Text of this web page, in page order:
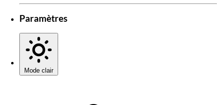
Paramètres
Mode clair